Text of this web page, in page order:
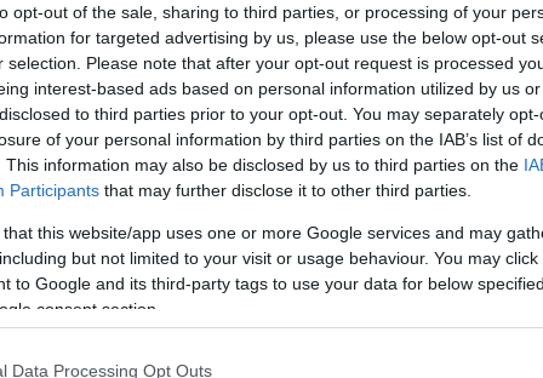
opt-out of the sale, sharing to third parties, or processing of your
for targeted advertising by us, please use the below opt-out
selection. Please note that after your opt-out request is processed
interest-based ads based on personal information utilized by us
to third parties prior to your opt-out. You may separately
of your personal information by third parties on the IAB’s list of
This information may also be disclosed by us to third parties on the
Participants that may further disclose it to other third parties.
that this website/app uses one or more Google services and may
but not limited to your visit or usage behaviour. You may
to Google and its third-party tags to use your data for below
consent section.
Data Processing Opt Outs
realizzato da un fan. Il paragone
un ovvio riferimento a un’altra Regina,
sua erede una Principessa del Pop,
a leggere dopo la pubblicità
ChromaticadiLady Gagaè stato
Coronavirus
per il quale si mormora che